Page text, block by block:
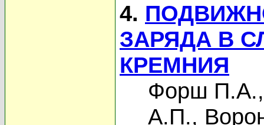
4.
ЗАРЯДА В
КРЕМНИЯ
Форш П.А.
А.П.,